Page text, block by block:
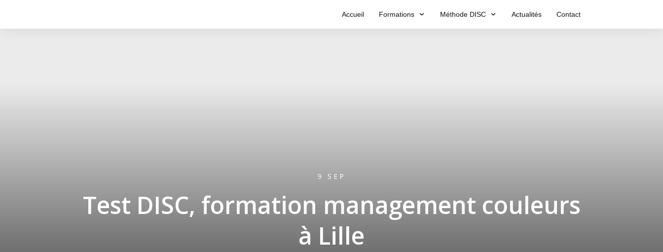
Accueil Formations Méthode DISC Actualités Contact
9 SEP
Test DISC, formation management couleurs
à Lille